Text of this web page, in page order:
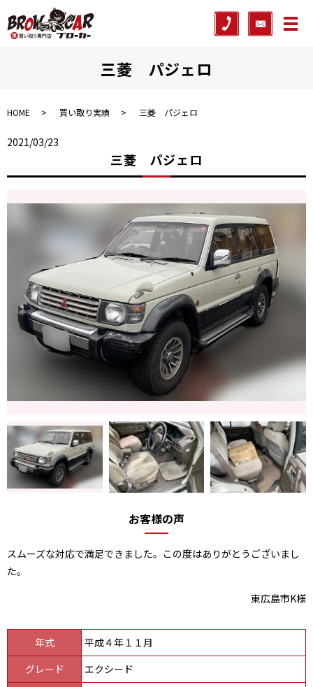
メ
三菱 パジェロ
HOME 買い取り実績 三菱 パジェロ
2021/03/23
三菱 パジェロ
お客様の声
スムーズな対応で満足できました。この度はありがとうございまし
た。
東広島市K様
年式
平成４年１１月
グレード
エクシード